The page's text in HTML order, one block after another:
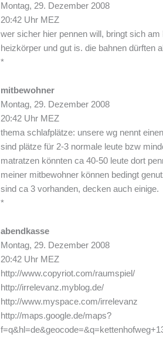
Montag, 29. Dezember 2008
20:42 Uhr MEZ
wer sicher hier pennen will, bringt sich
heizkörper und gut is. die bahnen dürften
*
mitbewohner
Montag, 29. Dezember 2008
20:42 Uhr MEZ
thema schlafplätze: unsere wg nennt
sind plätze für 2-3 normale leute bzw
matratzen könnten ca 40-50 leute dort
meiner mitbewohner können bedingt
sind ca 3 vorhanden, decken auch einige.
*
abendkasse
Montag, 29. Dezember 2008
20:42 Uhr MEZ
http://www.copyriot.com/raumspiel/
http://irrelevanz.myblog.de/
http://www.myspace.com/irrelevanz
http://maps.google.de/maps?